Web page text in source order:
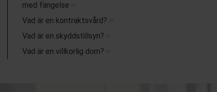
med fängelse
Vad är en kontraktsvård?
Vad är en skyddstillsyn?
Vad är en villkorlig dom?